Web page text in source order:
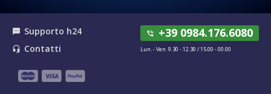
textsms Supporto h24
headset_mic Contatti
phone_in_talk +39 0984.176.6080
Lun. - Ven. 9.30 - 12.30 / 15.00 - 00.00